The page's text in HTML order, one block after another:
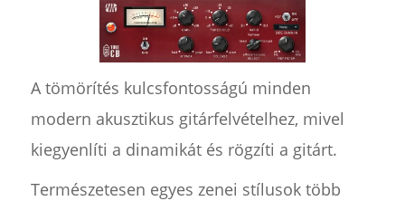
A tömörítés kulcsfontosságú minden
modern akusztikus gitárfelvételhez, mivel
kiegyenlíti a dinamikát és rögzíti a gitárt.
Természetesen egyes zenei stílusok több